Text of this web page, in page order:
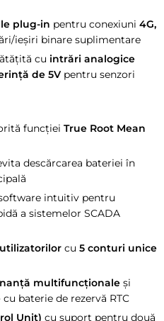
plug-in pentru conexiuni 4G,
ieșiri binare suplimentare
cu intrări analogice
de 5Vpentru senzori
funcției True Root Mean
descărcarea bateriei în
intuitiv pentru
a sistemelor SCADA
cu 5 conturi unice
multifuncționaleși
cu baterie de rezervă RTC
Unit) cu suport pentru două